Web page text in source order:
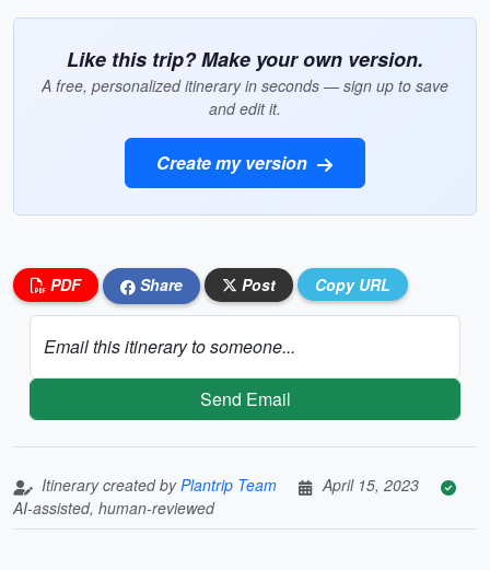
Like this trip? Make your own version.
A free, personalized itinerary in seconds — sign up to save
and edit it.
Create my version
PDF Share Post Copy URL
Email this itinerary to someone...
Send Email
Itinerary created byPlantrip Team
April 15, 2023
AI-assisted, human-reviewed